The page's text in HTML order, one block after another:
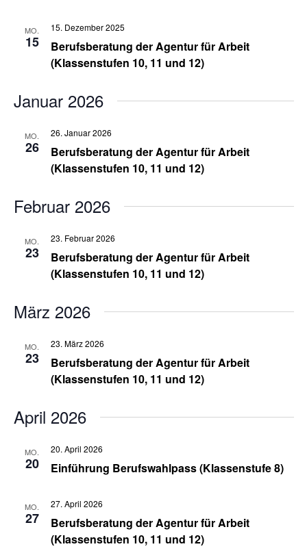
MO.
15
Berufsberatung der Agentur für Arbeit
(Klassenstufen 10, 11 und 12)
15. Dezember 2025
Januar 2026
MO.
26
Berufsberatung der Agentur für Arbeit
(Klassenstufen 10, 11 und 12)
26. Januar 2026
Februar 2026
MO.
23
Berufsberatung der Agentur für Arbeit
(Klassenstufen 10, 11 und 12)
23. Februar 2026
März 2026
MO.
23
Berufsberatung der Agentur für Arbeit
(Klassenstufen 10, 11 und 12)
23. März 2026
April 2026
MO.
20 Einführung Berufswahlpass (Klassenstufe 8)
20. April 2026
MO.
27
Berufsberatung der Agentur für Arbeit
(Klassenstufen 10, 11 und 12)
27. April 2026